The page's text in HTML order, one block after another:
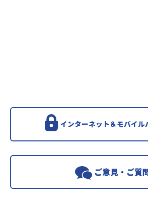
インターネット＆モバイル
ご意見・ご質